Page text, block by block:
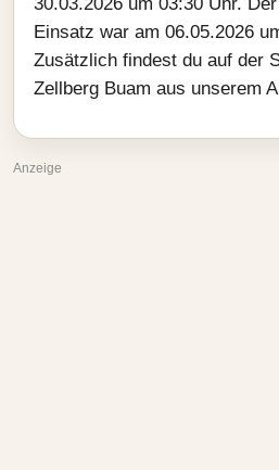
Einsatz war am 06.05.2026
Zusätzlich findest du auf der
Zellberg Buam aus unserem
Anzeige